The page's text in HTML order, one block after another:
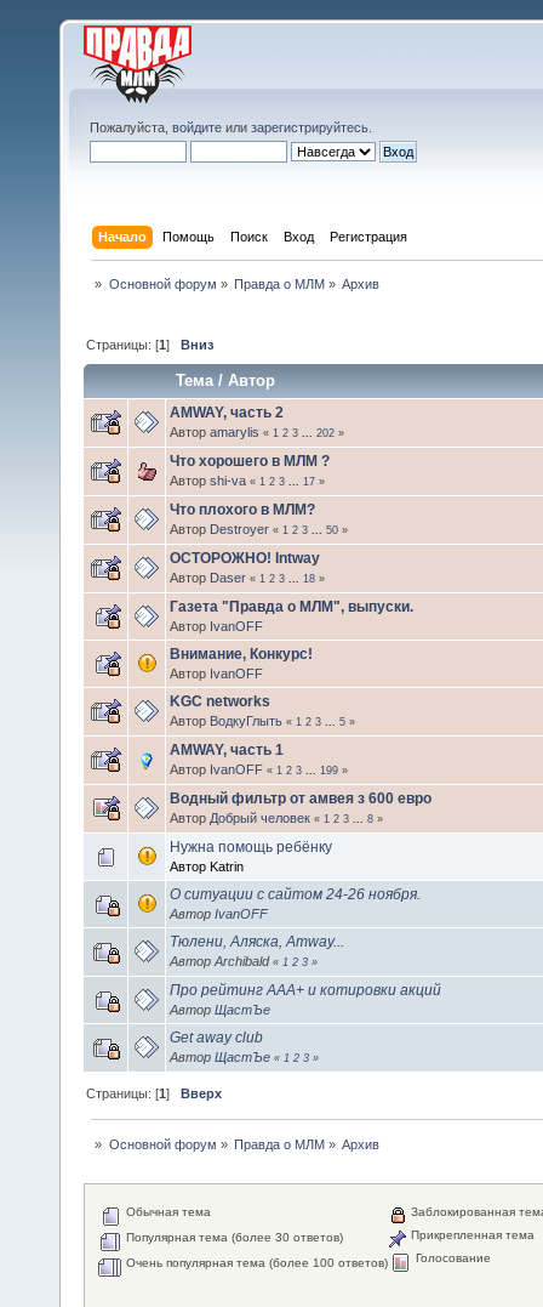
Пожалуйста, войдите или зарегистрируйтесь
Начало Помощь Поиск Вход Регистрация
» Основной форум » Правда о МЛМ » Архив
Страницы: [1]Вниз
Тема/Автор
AMWAY, часть 2
Автор amarylis « 1 2 3 202 »
Что хорошего в МЛМ ?
Автор shi-va « 1 2 3 17 »
Что плохого в МЛМ?
Автор Destroyer « 1 2 3 50 »
ОСТОРОЖНО! Intway
Автор Daser « 1 2 3 18 »
Газета "Правда о МЛМ", выпуски.
Автор IvanOFF
Внимание, Конкурс!
Автор IvanOFF
KGC networks
Автор ВодкуГлыть « 1 2 3 5 »
AMWAY, часть 1
Автор IvanOFF « 1 2 3 199 »
Водный фильтр от амвея з 600 евро
Автор Добрый человек « 1 2 3 8 »
Нужна помощь ребёнку
Автор Katrin
О ситуации с сайтом 24-26 ноября.
Автор IvanOFF
Тюлени, Аляска, Amway...
Автор Archibald « 1 2 3 »
Про рейтинг ААА+ и котировки акций
Автор ЩастЪе
Get away club
Автор ЩастЪе « 1 2 3 »
Страницы: [1]Вверх
» Основной форум » Правда о МЛМ» Архив
Обычная тема
Популярная тема (более 30 ответов)
Очень популярная тема (более 100 ответов)
Заблокированная
Прикрепленная тема
Голосование